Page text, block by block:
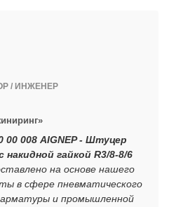
/ ИНЖЕНЕР
00 008 AIGNEP - Штуцер
накидной гайкой R3/8-8/6
на основе нашего
в сфере пневматического
арматуры и промышленной